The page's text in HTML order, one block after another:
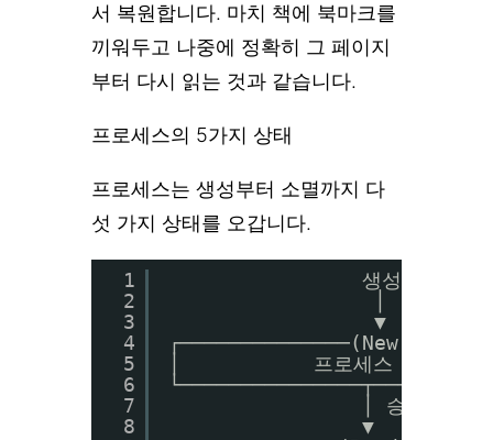
서 복원합니다. 마치 책에 북마크를
끼워두고 나중에 정확히 그 페이지
부터 다시 읽는 것과 같습니다.
프로세스의 5가지 상태
프로세스는 생성부터 소멸까지 다
섯 가지 상태를 오갑니다.
1
2
3
4
5
6
7
8
생성
▼
│           프로세스 생성 중
│ 승인
▼